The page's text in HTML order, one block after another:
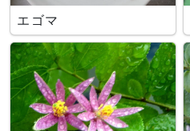
エゴマ